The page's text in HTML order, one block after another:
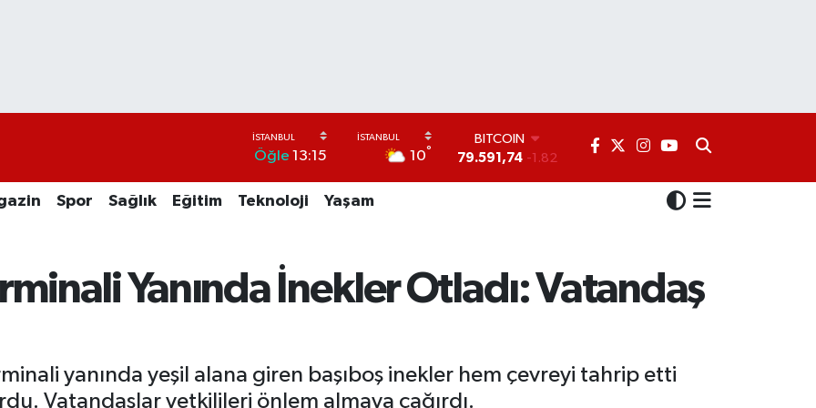
Öğle 13:15 10°
DOLAR
45,43620 0.02
6862,09000
0.19
BİST100
Spor Sağlık Eğitim Teknoloji Yaşam
Yanında İnekler Otladı: Vatandaş
yanında yeşil alana giren başıboş inekler hem çevreyi tahrip etti
Vatandaşlar yetkilileri önlem almaya çağırdı.